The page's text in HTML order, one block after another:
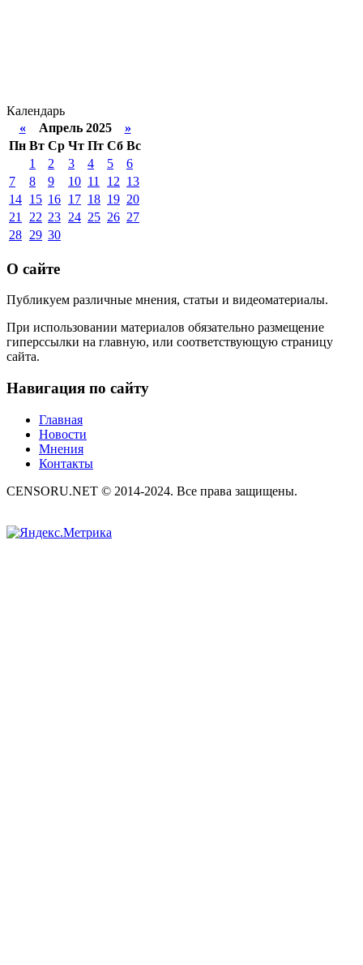
Календарь
«Апрель 2025 »
Пн Вт Ср Чт Пт Сб Вс
1
2 3 4 5
6
7
8 9 10 11 12 13
14 15 16 17 18 19 20
21
22 23 24 25 26 27
28 29 30
О сайте
Публикуем различные мнения, статьи и видеоматериалы.
При использовании материалов обязательно размещение
гиперссылки на главную, или соответствующую страницу
сайта.
Навигация по сайту
Главная
Новости
Мнения
Контакты
CENSORU.NET © 2014-2024. Все права защищены.